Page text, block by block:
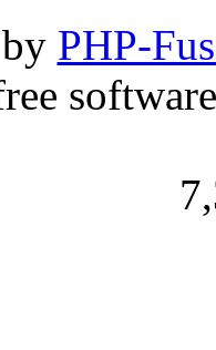
PHP-